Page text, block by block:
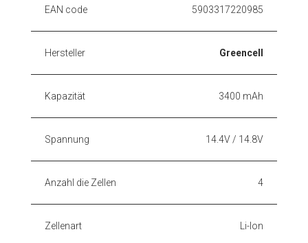
EAN code 5903317220985
Hersteller Greencell
Kapazität 3400 mAh
Spannung 14.4V / 14.8V
Anzahl die Zellen 4
Zellenart Li-Ion